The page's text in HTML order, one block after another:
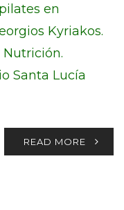
en
Kyriakos.
Santa Lucía
READ MORE